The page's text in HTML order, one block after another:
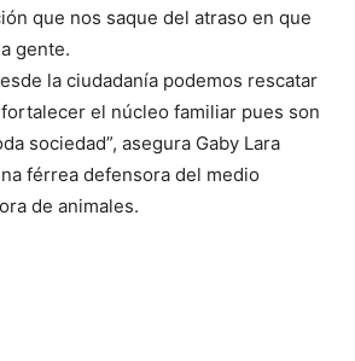
que nos saque del atraso en que
gente.
la ciudadanía podemos rescatar
el núcleo familiar pues son
sociedad”, asegura Gaby Lara
férrea defensora del medio
de animales.